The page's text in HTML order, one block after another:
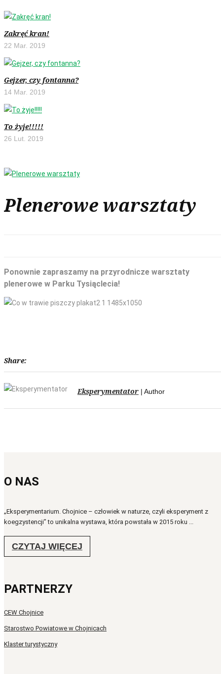
Zakręć kran!
22 Mar. 2019
Gejzer, czy fontanna?
14 Mar. 2019
To żyje!!!!!
26 Lut. 2019
Plenerowe warsztaty
Ponownie zapraszamy na przyrodnicze warsztaty
plenerowe w Parku Tysiąclecia!
Share:
Eksperymentator | Author
O NAS
„Eksperymentarium. Chojnice – człowiek w naturze, czyli eksperyment z
koegzystencji” to unikalna wystawa, która powstała w 2015 roku ...
CZYTAJ WIĘCEJ
PARTNERZY
CEW Chojnice
Starostwo Powiatowe w Chojnicach
Klaster turystyczny